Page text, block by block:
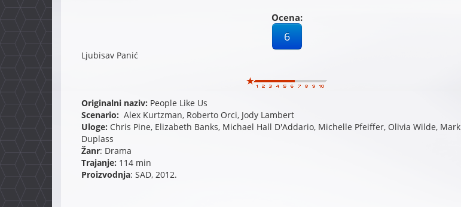
Ocena:
6
Ljubisav Panić
Originalni naziv: People Like Us
Scenario: Alex Kurtzman, Roberto Orci, Jody Lambert
Uloge: Chris Pine, Elizabeth Banks, Michael Hall D'Addario, Michelle Pfeiffer, Olivia Wilde, Mark
Duplass
Žanr: Drama
Trajanje: 114 min
Proizvodnja: SAD, 2012.